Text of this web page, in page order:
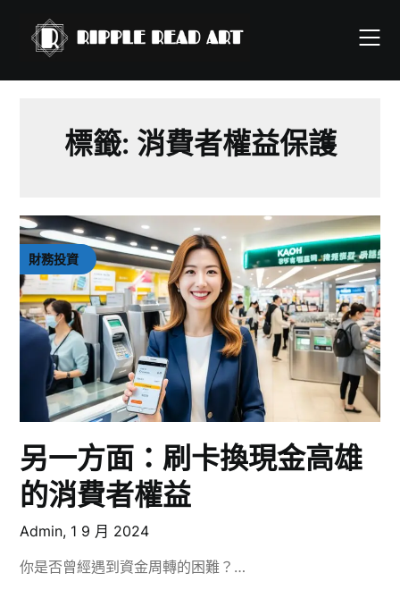
content
標籤: 消費者權益保護
財務投資
另一方面：刷卡換現金高雄
的消費者權益
Admin, 1 9 月 2024
你是否曾經遇到資金周轉的困難？…